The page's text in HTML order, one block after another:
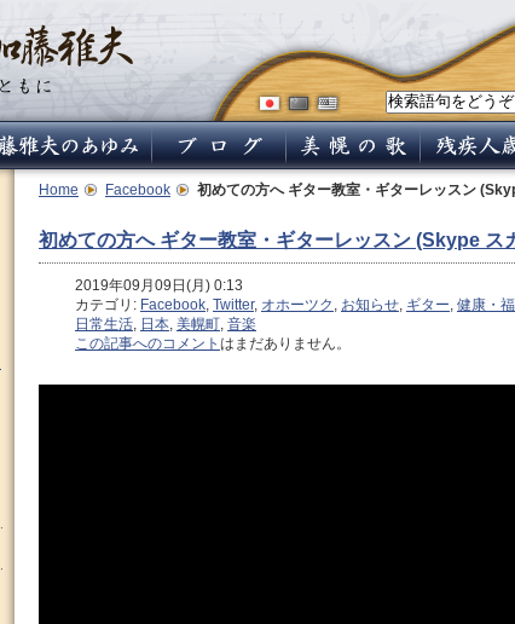
Home Facebook 初めての方へ ギター教室・ギターレッスン
初めての方へ ギター教室・ギターレッスン (Skype ス
2019年09月09日(月) 0:13
カテゴリ: Facebook, Twitter, オホーツク , お知らせ, ギター, 健康・
日常生活, 日本, 美幌町, 音楽
この記事へのコメント はまだありません。